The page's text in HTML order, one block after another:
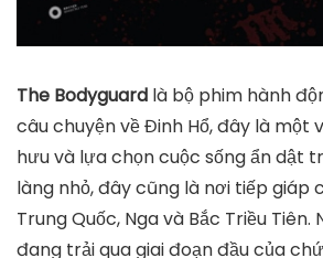
The Bodyguard là bộ phim hành
câu chuyện về Đinh Hổ, đây là một
hưu và lựa chọn cuộc sống ẩn dật
làng nhỏ, đây cũng là nơi tiếp giáp
Trung Quốc, Nga và Bắc Triều Tiên.
đang trải qua giai đoạn đầu của